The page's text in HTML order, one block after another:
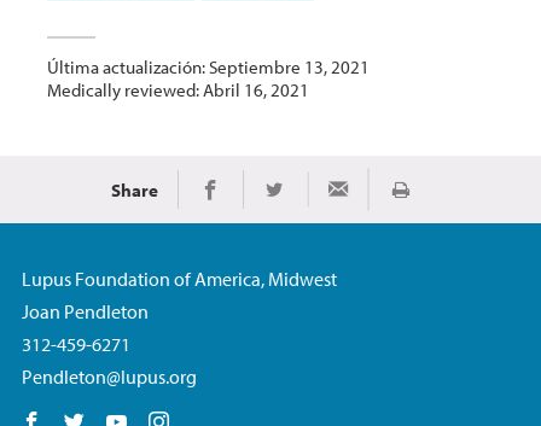
Última actualización: Septiembre 13, 2021
Medically reviewed: Abril 16, 2021
Share Share on Facebook
Share on TwitterShare via EmailImprimir
Lupus Foundation of America, Midwest
Joan Pendleton
312-459-6271
Pendleton@lupus.org